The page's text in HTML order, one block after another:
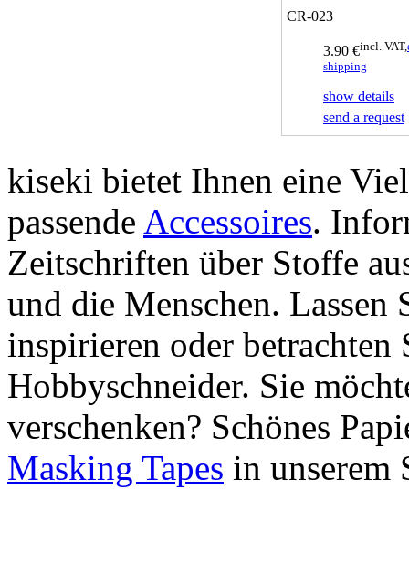
CR-023
3.90 €incl. VAT,
shipping
show details
send a request
kiseki bietet Ihnen eine
passende Accessoires.
Zeitschriften über Stoffe
und die Menschen.
inspirieren oder betrachten
Hobbyschneider. Sie
verschenken? Schönes
Masking Tapes in unserem